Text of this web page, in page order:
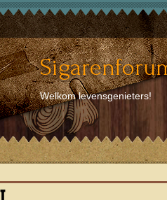
Welkom levensgenieters!